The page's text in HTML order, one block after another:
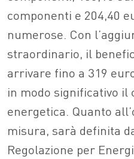
componenti e 204,40
numerose. Con
straordinario, il
arrivare fino a 319
in modo significativo
energetica. Quanto
misura, sarà definita
Regolazione per